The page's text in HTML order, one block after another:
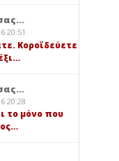
20:51
Κοροϊδεύετε
20:28
το μόνο που